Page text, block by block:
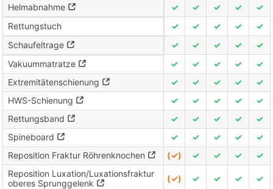
Helmabnahme
✓ ✓ ✓ ✓
✓
Rettungstuch
✓ ✓ ✓ ✓
✓
Schaufeltrage
✓ ✓ ✓ ✓
✓
Vakuummatratze
✓ ✓ ✓ ✓
✓
Extremitätenschienung
✓ ✓ ✓ ✓
✓
HWS-Schienung
✓ ✓ ✓ ✓
✓
Rettungsband
✓ ✓ ✓ ✓
✓
Spineboard
✓ ✓ ✓ ✓
✓
Reposition Fraktur Röhrenknochen
(✓) ✓ ✓ ✓
✓
Reposition Luxation/Luxationsfraktur
oberes Sprunggelenk
(✓) ✓ ✓ ✓ ✓